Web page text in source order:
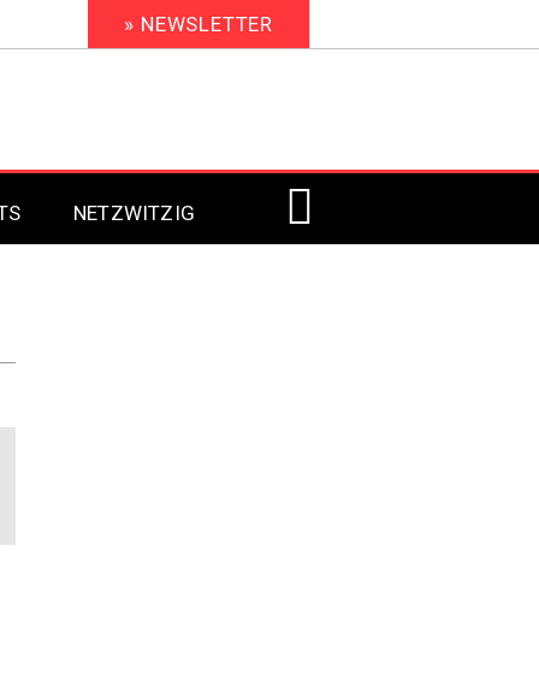
» NEWSLETTER
Signage 2021
Signage 2020
Signage 2019
NETZWITZIG